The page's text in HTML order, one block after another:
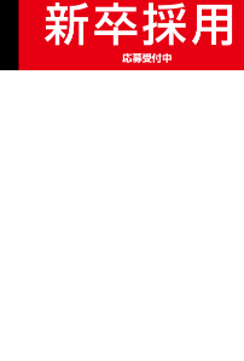
販売価格¥9,207（税込）